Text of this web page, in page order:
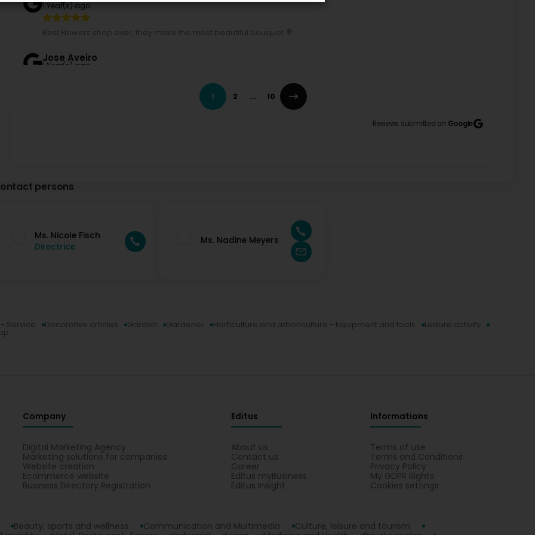
: service de consultation et d’accompagnement (interne)
: structure d’hébergement
1 Year(s) ago
Best Flowers shop ever, they make the most beautiful bouquet 💐
Jose Aveiro
1 Year(s) ago
1 2 ... 10
Reviews submitted on Google
persons
Ms. Nicole Fisch
Directrice
Ms. Nadine Meyers
Service Decorative articles Garden Gardener Horticulture and arboriculture - Equipment and tools Leisure activity
Company
Digital Marketing Agency
Marketing solutions for companies
Website creation
Ecommerce website
Business Directory Registration
Editus
About us
Contact us
Career
Editus myBusiness
Editus Insight
Informations
Terms of use
Terms and Conditions
Privacy Policy
My GDPR Rights
Cookies settings
Beauty, sports and wellness Communication and Multimedia
Culture, leisure and tourism